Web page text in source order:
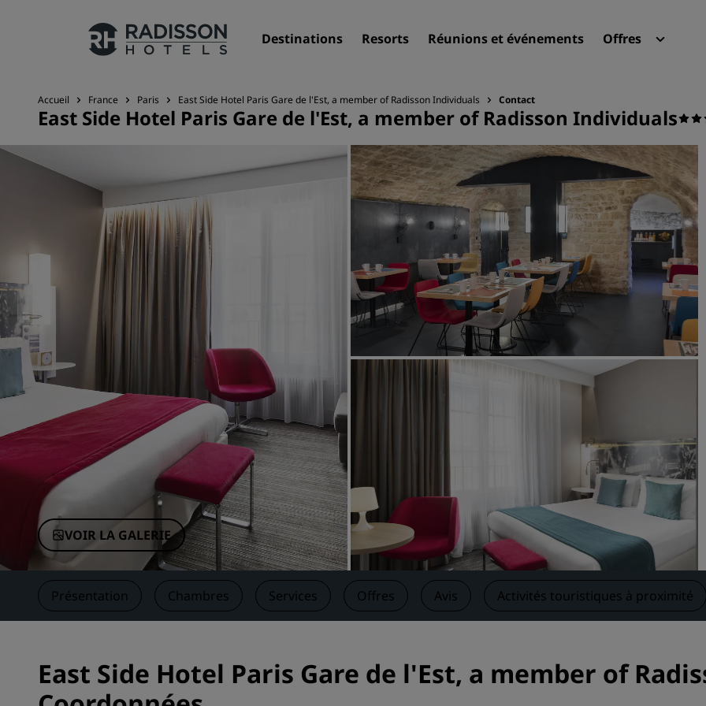
Destinations Resorts Réunions et événements Offres
Nos enseignes
Marques Radisson Hotels
Marques affiliées en Chine
Trouvez votre hôtel
Destinations
Resorts
Appartements hôteliers
Hôtels d'aéroport
Nouveaux et futurs hôtels
Réunions et événements
Découvrez Radisson
Réservez une salle de
Demander un devis
Rechercher des vols
Rechercher des vols
Restaurants
Rechercher un restaurant
Services numériques
Accueil France Paris East Side Hotel Paris Gare de l'Est, a member of Radisson Individuals Contact
East Side Hotel Paris Gare de l'Est, a member of Radisson Individuals
VOIR LA GALERIE
Présentation Chambres Services Offres Avis Activités touristiques à proximité
East Side Hotel Paris Gare de l'Est, a member of